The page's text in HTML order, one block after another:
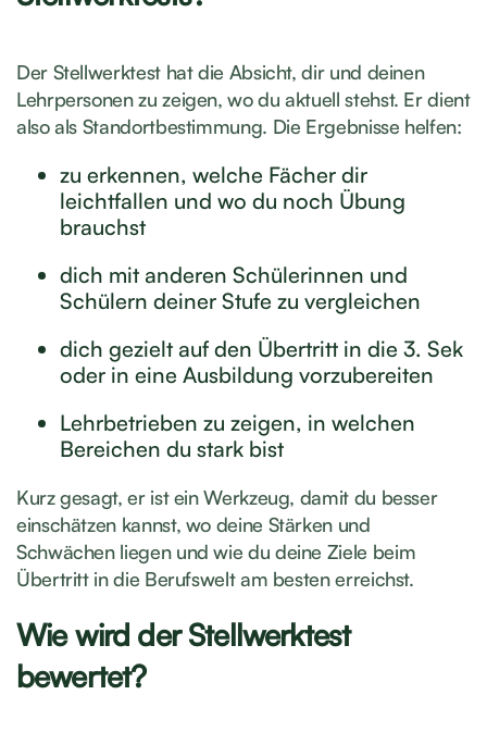
Der Stellwerktest hat die Absicht, dir und deinen
Lehrpersonen zu zeigen, wo du aktuell stehst. Er dient
also als Standortbestimmung. Die Ergebnisse helfen:
zu erkennen, welche Fächer dir
leichtfallen und wo du noch Übung
brauchst
dich mit anderen Schülerinnen und
Schülern deiner Stufe zu vergleichen
dich gezielt auf den Übertritt in die 3. Sek
oder in eine Ausbildung vorzubereiten
Lehrbetrieben zu zeigen, in welchen
Bereichen du stark bist
Kurz gesagt, er ist ein Werkzeug, damit du besser
einschätzen kannst, wo deine Stärken und
Schwächen liegen und wie du deine Ziele beim
Übertritt in die Berufswelt am besten erreichst.
Wie wird der Stellwerktest
bewertet?